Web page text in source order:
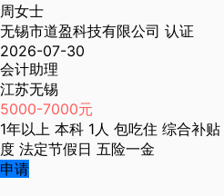
周女士
无锡市道盈科技有限公司 认证
2026-07-30
会计助理
江苏无锡
5000-7000元
1年以上 本科 1人 包吃住 综合补贴
度 法定节假日 五险一金
申请